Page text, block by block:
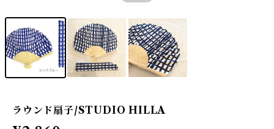
ラウンド扇子/STUDIO HILLA